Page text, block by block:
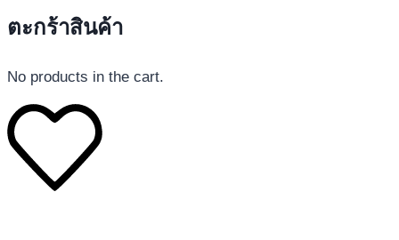
ตะกร้าสินค้า
No products in the cart.